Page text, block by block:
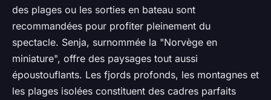
des plages ou les sorties en bateau sont
recommandées pour profiter pleinement du
spectacle. Senja, surnommée la "Norvège en
miniature", offre des paysages tout aussi
époustouflants. Les fjords profonds, les montagnes et
les plages isolées constituent des cadres parfaits